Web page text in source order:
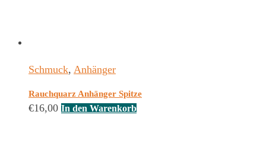
Schmuck, Anhänger
Rauchquarz Anhänger Spitze
€16,00 In den Warenkorb